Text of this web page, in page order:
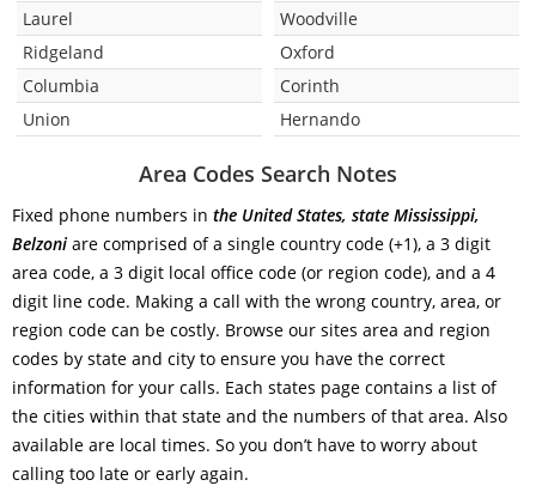
Laurel
Ridgeland
Columbia
Union
Woodville
Oxford
Corinth
Hernando
Area Codes Search Notes
Fixed phone numbers in the United States, state Mississippi,
Belzoni are comprised of a single country code (+1), a 3 digit
area code, a 3 digit local office code (or region code), and a 4
digit line code. Making a call with the wrong country, area, or
region code can be costly. Browse our sites area and region
codes by state and city to ensure you have the correct
information for your calls. Each states page contains a list of
the cities within that state and the numbers of that area. Also
available are local times. So you don’t have to worry about
calling too late or early again.